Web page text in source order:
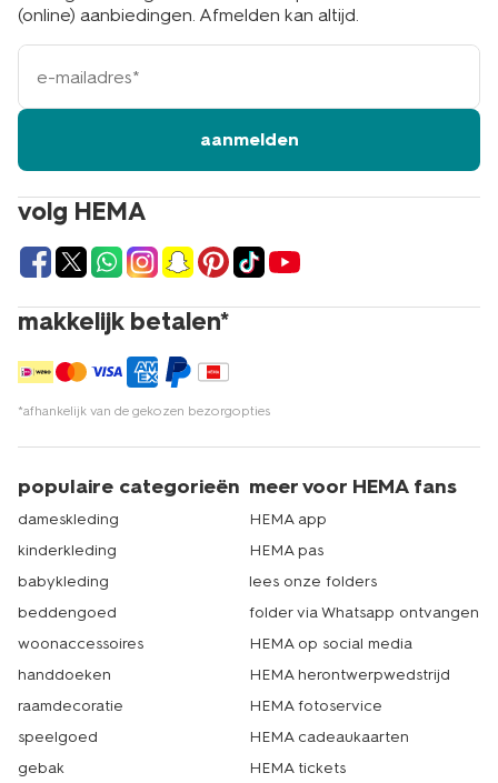
volg HEMA
makkelijk betalen*
*afhankelijk van de gekozen bezorgopties
(online) aanbiedingen. Afmelden kan altijd.
e-
mailadres
aanmelden
populaire categorieën
dameskleding
kinderkleding
babykleding
beddengoed
woonaccessoires
handdoeken
raamdecoratie
speelgoed
gebak
meer voor HEMA fans
HEMA app
HEMA pas
lees onze folders
folder via Whatsapp ontvangen
HEMA op social media
HEMA herontwerpwedstrijd
HEMA fotoservice
HEMA cadeaukaarten
HEMA tickets